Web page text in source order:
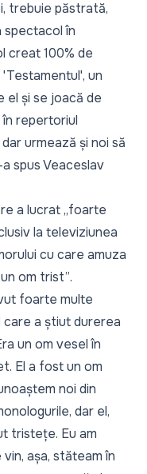
trebuie păstrată,
spectacol în
creat 100% de
un
el și se joacă de
repertoriul
urmează și noi să
spus Veaceslav
a lucrat „foarte
la televiziunea
cu care amuza
un om trist”.
foarte multe
care a știut durerea
un om vesel în
El a fost un om
noi din
dar el,
tristețe. Eu am
așa, stăteam în